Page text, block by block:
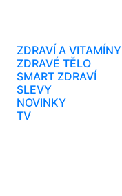
ZDRAVÍ A VITAMÍNY
ZDRAVÉ TĚLO
SMART ZDRAVÍ
SLEVY
NOVINKY
TV